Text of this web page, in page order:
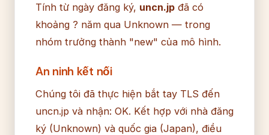
Tính từ ngày đăng ký, uncn.jp đã có
khoảng ? năm qua Unknown — trong
nhóm trưởng thành "new" của mô hình.
An ninh kết nối
Chúng tôi đã thực hiện bắt tay TLS đến
uncn.jp và nhận: OK. Kết hợp với nhà đăng
ký (Unknown) và quốc gia (Japan), điều